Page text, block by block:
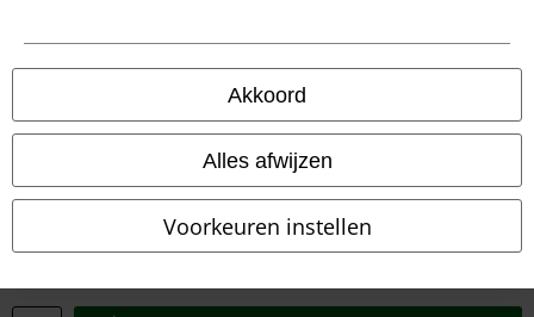
Akkoord
Alles afwijzen
Voorkeuren instellen
Bedrijfsgegevens
Privacyverklaring
Informatie over toegankelijkheid
Cookie-instellingen